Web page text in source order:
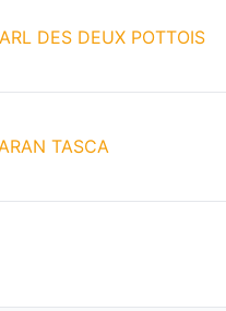
DES DEUX POTTOIS
TASCA